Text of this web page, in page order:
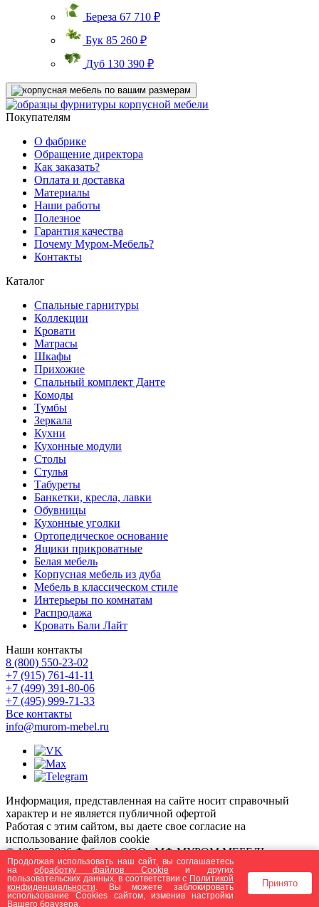
Береза 67 710 ₽
Бук 85 260 ₽
Дуб 130 390 ₽
Покупателям
О фабрике
Обращение директора
Как заказать?
Оплата и доставка
Материалы
Наши работы
Полезное
Гарантия качества
Почему Муром-Мебель?
Контакты
Каталог
Спальные гарнитуры
Коллекции
Кровати
Матрасы
Шкафы
Прихожие
Спальный комплект Данте
Комоды
Тумбы
Зеркала
Кухни
Кухонные модули
Столы
Стулья
Табуреты
Банкетки, кресла, лавки
Обувницы
Кухонные уголки
Ортопедическое основание
Ящики прикроватные
Белая мебель
Корпусная мебель из дуба
Мебель в классическом стиле
Интерьеры по комнатам
Распродажа
Кровать Бали Лайт
Наши контакты
8 (800) 550-23-02
+7 (915) 761-41-11
+7 (499) 391-80-06
+7 (495) 999-71-33
Все контакты
info@murom-mebel.ru
Информация, представленная на сайте носит справочный
характер и не является публичной офертой
Работая с этим сайтом, вы даете свое согласие на
использование файлов cookie
© 1995 - 2026 Фабрика ООО «МФ МУРОМ МЕБЕЛЬ» -
производство и продажа мебели из массива дерева.
Создание и продвижение сайта - Бихайв Пользовательское
соглашение
Политика конфиденциальности
Продолжая использовать наш сайт, вы соглашаетесь
на обработку файлов Сookie и других
пользовательских данных, в соответствии с Политикой
конфиденциальности . Вы можете заблокировать
использование Cookies сайтом, изменив настройки
Вашего браузера.
Принято